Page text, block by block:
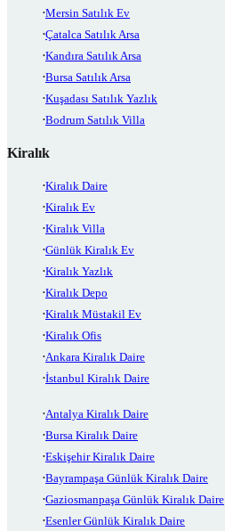
Mersin Satılık Ev
Çatalca Satılık Arsa
Kandıra Satılık Arsa
Bursa Satılık Arsa
Kuşadası Satılık Yazlık
Bodrum Satılık Villa
Kiralık
Kiralık Daire
Kiralık Ev
Kiralık Villa
Günlük Kiralık Ev
Kiralık Yazlık
Kiralık Depo
Kiralık Müstakil Ev
Kiralık Ofis
Ankara Kiralık Daire
İstanbul Kiralık Daire
Antalya Kiralık Daire
Bursa Kiralık Daire
Eskişehir Kiralık Daire
Bayrampaşa Günlük Kiralık Daire
Gaziosmanpaşa Günlük Kiralık Daire
Esenler Günlük Kiralık Daire